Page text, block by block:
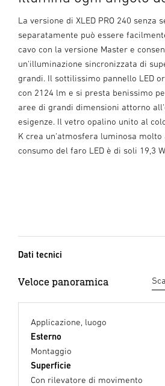
La versione di XLED PRO 240 senza
separatamente può essere
cavo con la versione Master e
un'illuminazione sincronizzata di
grandi. Il sottilissimo pannello LED
con 2124 lm e si presta benissimo
aree di grandi dimensioni attorno
esigenze. Il vetro opalino unito al
K crea un'atmosfera luminosa molto
consumo del faro LED è di soli 19,3
Dati tecnici
Veloce panoramica
Applicazione, luogo
Esterno
Montaggio
Superficie
Con rilevatore di movimento